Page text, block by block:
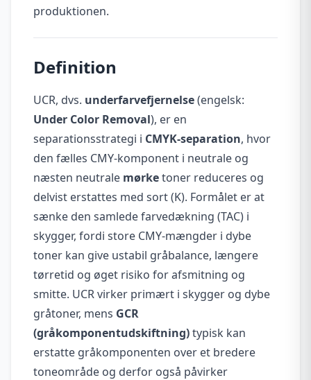
produktionen.
Definition
UCR, dvs. underfarvefjernelse(engelsk:
Under Color Removal), er en
separationsstrategi i CMYK-separation, hvor
den fælles CMY-komponent i neutrale og
næsten neutrale mørketoner reduceres og
delvist erstattes med sort (K). Formålet er at
sænke den samlede farvedækning (TAC) i
skygger, fordi store CMY-mængder i dybe
toner kan give ustabil gråbalance, længere
tørretid og øget risiko for afsmitning og
smitte. UCR virker primært i skygger og dybe
gråtoner, mens GCR
(gråkomponentudskiftning)typisk kan
erstatte gråkomponenten over et bredere
toneområde og derfor også påvirker